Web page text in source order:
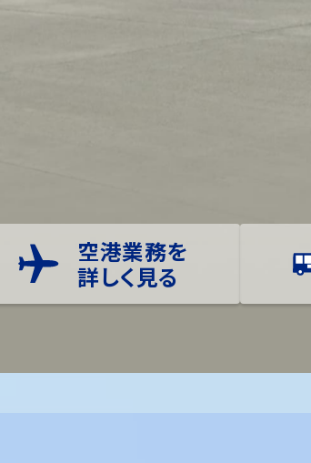
空港業務を
詳しく見る